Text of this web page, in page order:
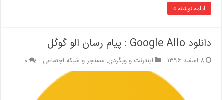
ادامه نوشته »
دانلود Google Allo : پیام رسان الو گوگل
۸ اسفند ۱۳۹۶ اینترنت و وبگردی, مسنجر و شبکه اجتماعی ۰